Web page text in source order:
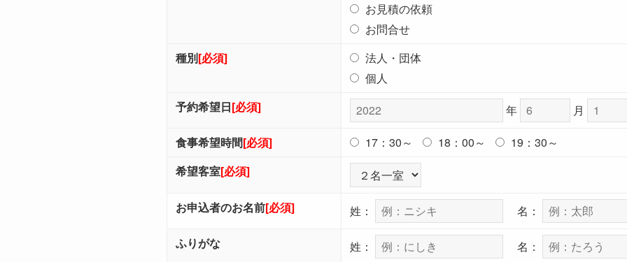
お見積の依頼
お問合せ
種別[必須]
法人・団体
個人
予約希望日[必須] 年
月
食事希望時間[必須] 17：30～ 18：00～
19：30～
希望客室[必須]
お申込者のお名前[必須] 姓：
名：
ふりがな
姓：
名：